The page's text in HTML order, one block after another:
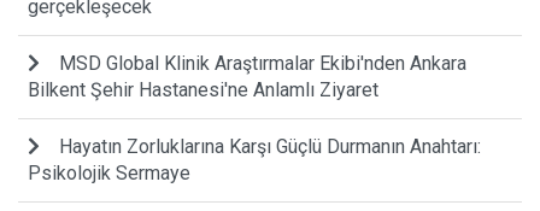
gerçekleşecek
MSD Global Klinik Araştırmalar Ekibi'nden Ankara
Bilkent Şehir Hastanesi'ne Anlamlı Ziyaret
Hayatın Zorluklarına Karşı Güçlü Durmanın Anahtarı:
Psikolojik Sermaye